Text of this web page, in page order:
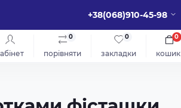
+38(068)910-45-98
порівняти
0
закладки
0
кошик
0